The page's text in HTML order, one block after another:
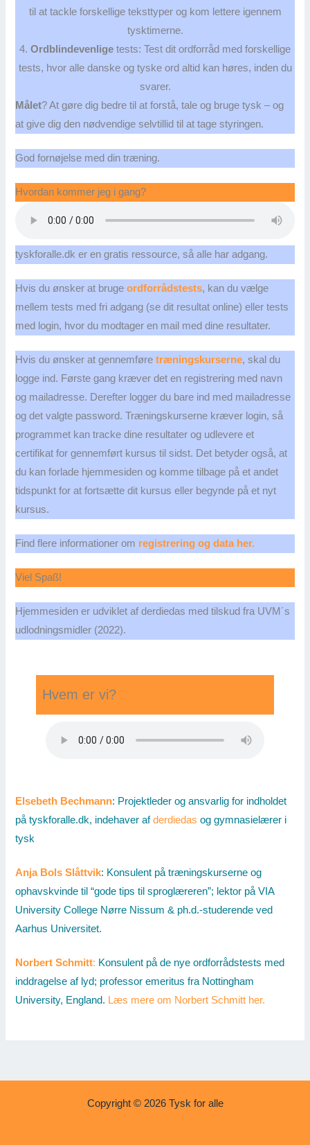
til at tackle forskellige teksttyper og kom lettere igennem
tysktimerne.
4. Ordblindevenlige tests: Test dit ordforråd med forskellige
tests, hvor alle danske og tyske ord altid kan høres, inden du
svarer.
Målet? At gøre dig bedre til at forstå, tale og bruge tysk – og
at give dig den nødvendige selvtillid til at tage styringen.
God fornøjelse med din træning.
Hvordan kommer jeg i gang?
tyskforalle.dk er en gratis ressource, så alle har adgang.
Hvis du ønsker at brugeordforrådstests, kan du vælge
mellem tests med fri adgang (se dit resultat online) eller tests
med login, hvor du modtager en mail med dine resultater.
Hvis du ønsker at gennemføretræningskurserne, skal du
logge ind. Første gang kræver det en registrering med navn
og mailadresse. Derefter logger du bare ind med mailadresse
og det valgte password. Træningskurserne kræver login, så
programmet kan tracke dine resultater og udlevere et
certifikat for gennemført kursus til sidst. Det betyder også, at
du kan forlade hjemmesiden og komme tilbage på et andet
tidspunkt for at fortsætte dit kursus eller begynde på et nyt
kursus.
Find flere informationer om registrering og data her.
Viel Spaß!
Hjemmesiden er udviklet af derdiedas med tilskud fra UVM´s
udlodningsmidler (2022).
Hvem er vi?
Elsebeth Bechmann: Projektleder og ansvarlig for indholdet
på tyskforalle.dk, indehaver afderdiedas og gymnasielærer i
tysk
Anja Bols Slåttvik: Konsulent på træningskurserne og
ophavskvinde til “gode tips til sproglæreren”; lektor på VIA
University College Nørre Nissum & ph.d.-studerende ved
Aarhus Universitet.
Norbert Schmitt: Konsulent på de nye ordforrådstests med
inddragelse af lyd; professor emeritus fra Nottingham
University, England. Læs mere om Norbert Schmitt her.
Copyright © 2026 Tysk for alle